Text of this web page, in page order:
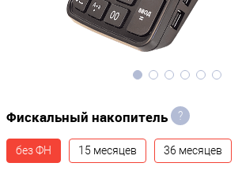
Фискальный накопитель ?
без ФН 15 месяцев 36 месяцев